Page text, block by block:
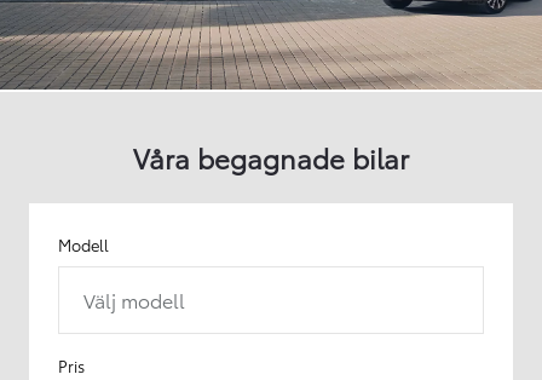
Våra begagnade bilar
Modell
Välj modell
Pris